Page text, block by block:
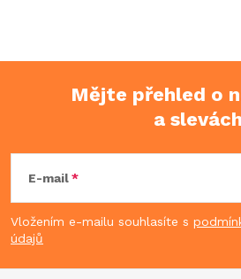
i
p
a
Mějte přehled o
a slevách
E-mail
Vložením e-mailu souhlasíte s
údajů